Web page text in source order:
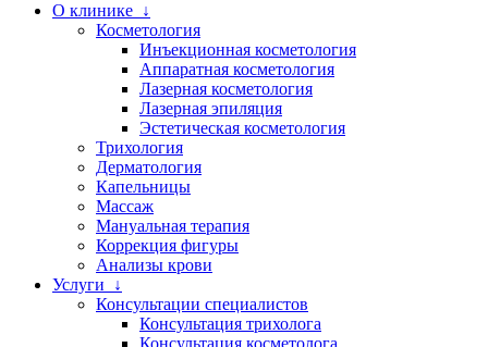
О клинике ↓
Косметология
Инъекционная косметология
Аппаратная косметология
Лазерная косметология
Лазерная эпиляция
Эстетическая косметология
Трихология
Дерматология
Капельницы
Массаж
Мануальная терапия
Коррекция фигуры
Анализы крови
Услуги ↓
Консультации специалистов
Консультация трихолога
Консультация косметолога